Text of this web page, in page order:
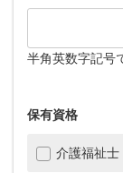
半角英数字記号
保有資格
介護福祉士